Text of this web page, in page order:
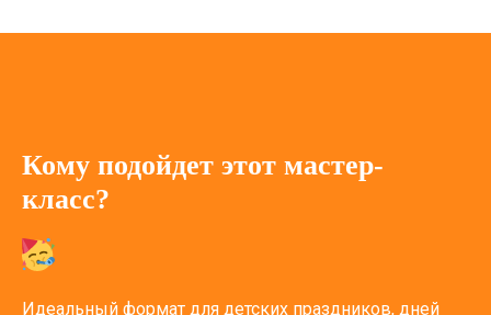
Кому подойдет этот мастер-
класс?
Идеальный формат для детских праздников, дней